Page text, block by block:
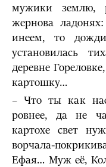
мужики землю,
жернова
инеем, то
установилась
деревне
картошку…
– Что ты как
ровнее, да не
картохе свет
ворчала-
Ефая… Муж её,